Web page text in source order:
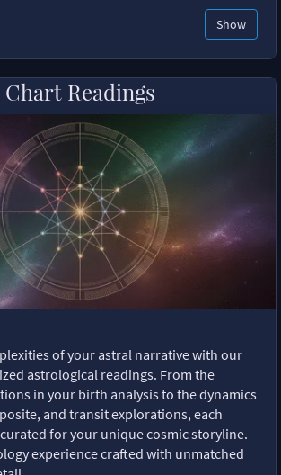
Show
Chart Readings
of your astral narrative with our
astrological readings. From the
in your birth analysis to the dynamics
and transit explorations, each
for your unique cosmic storyline.
experience crafted with unmatched